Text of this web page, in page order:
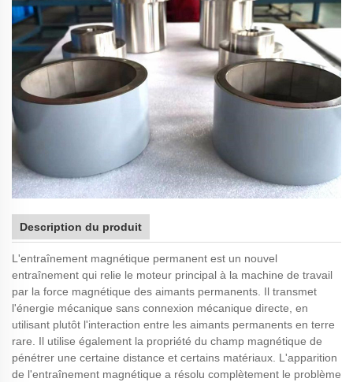
Description du produit
L'entraînement magnétique permanent est un nouvel
entraînement qui relie le moteur principal à la machine de travail
par la force magnétique des aimants permanents. Il transmet
l'énergie mécanique sans connexion mécanique directe, en
utilisant plutôt l'interaction entre les aimants permanents en terre
rare. Il utilise également la propriété du champ magnétique de
pénétrer une certaine distance et certains matériaux. L'apparition
de l'entraînement magnétique a résolu complètement le problème